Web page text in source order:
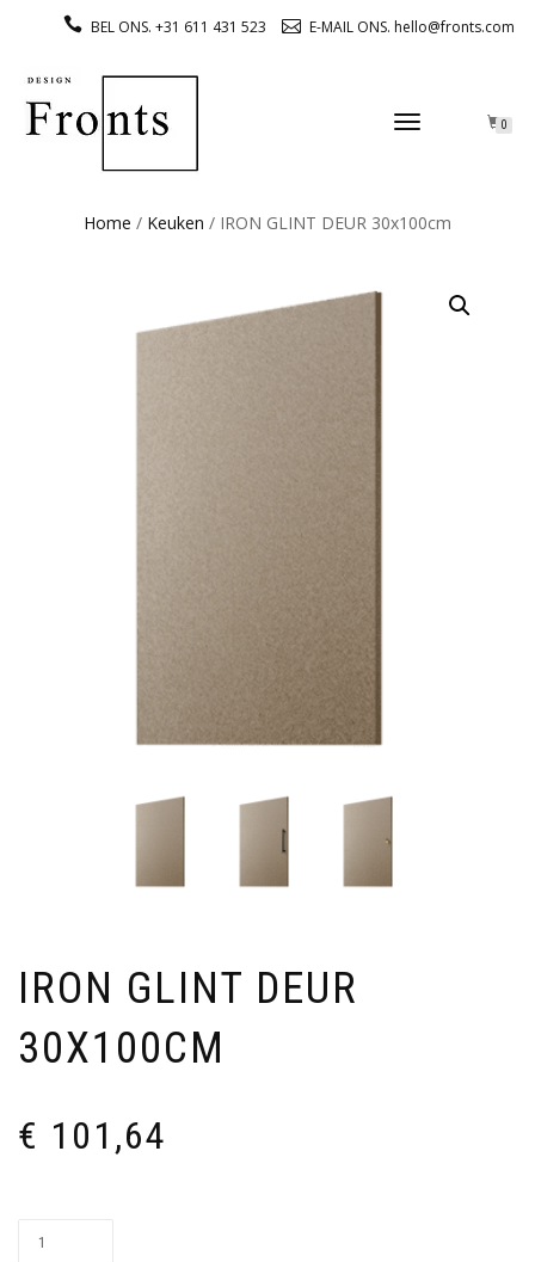
BEL ONS. +31 611 431 523 E-MAIL ONS. hello@fronts.com
TOGGLE
0
Home / Keuken / IRON GLINT DEUR 30x100cm
IRON GLINT DEUR
30X100CM
€ 101,64